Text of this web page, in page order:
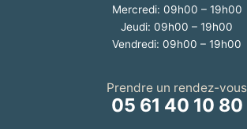
Mercredi: 09h00 – 19h00
Jeudi: 09h00 – 19h00
Vendredi: 09h00 – 19h00
Prendre un rendez-vous
05 61 40 10 80